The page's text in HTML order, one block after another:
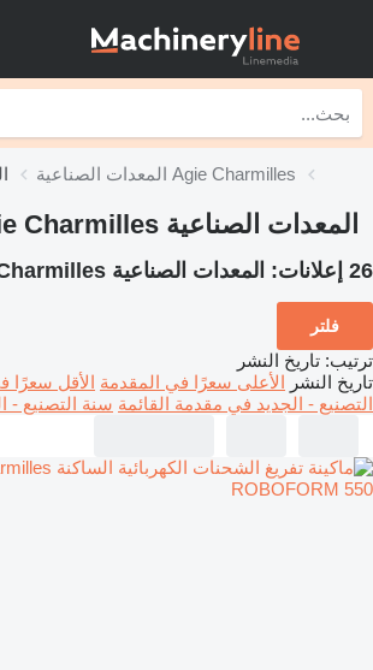
المعدات الصناعية Agie Charmilles
المعدات الصناعية Agie Charmilles
26 إعلانات: المعدات الصناعية Agie Charmilles
فلتر
ترتيب: تاريخ النشر
تاريخ النشر الأعلى سعرًا في المقدمة الأقل سعرًا
التصنيع - الجديد في مقدمة القائمة سنة التصنيع -